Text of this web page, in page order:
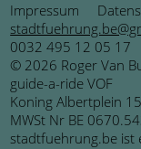
Impressum
0032 495 12 05 17
© 2026 Roger Van
guide-a-ride VOF
Koning Albertplein
MWSt Nr BE
stadtfuehrung.be ist